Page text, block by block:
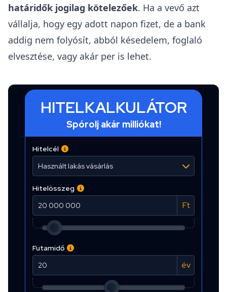
határidők jogilag kötelezőek. Ha a vevő azt
vállalja, hogy egy adott napon fizet, de a bank
addig nem folyósít, abból késedelem, foglaló
elvesztése, vagy akár per is lehet.